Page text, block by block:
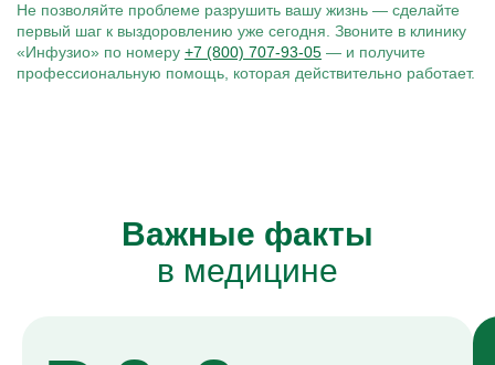
Не позволяйте проблеме разрушить вашу жизнь — сделайте
первый шаг к выздоровлению уже сегодня. Звоните в клинику
«Инфузио» по номеру +7 (800) 707-93-05 — и получите
профессиональную помощь, которая действительно работает.
Важные факты
в медицине